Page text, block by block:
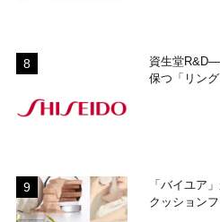
資生堂
保つ「リン
「バイユア
クッション